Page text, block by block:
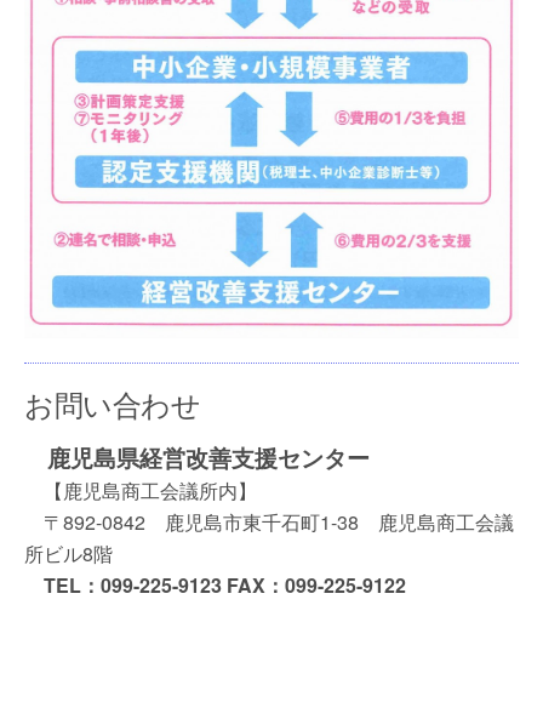
お問い合わせ
鹿児島県経営改善支援センター
【鹿児島商工会議所内】
〒892-0842 鹿児島市東千石町1-38 鹿児島商工会議
所ビル8階
TEL：099-225-9123 FAX：099-225-9122